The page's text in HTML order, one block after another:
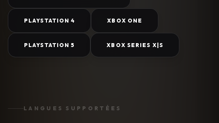
PLAYSTATION 4 XBOX ONE
PLAYSTATION 5 XBOX SERIES X|S
LANGUES SUPPORTÉES